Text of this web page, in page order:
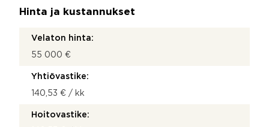
Hinta ja kustannukset
Velaton hinta:
55 000 €
Yhtiövastike:
140,53 € / kk
Hoitovastike: